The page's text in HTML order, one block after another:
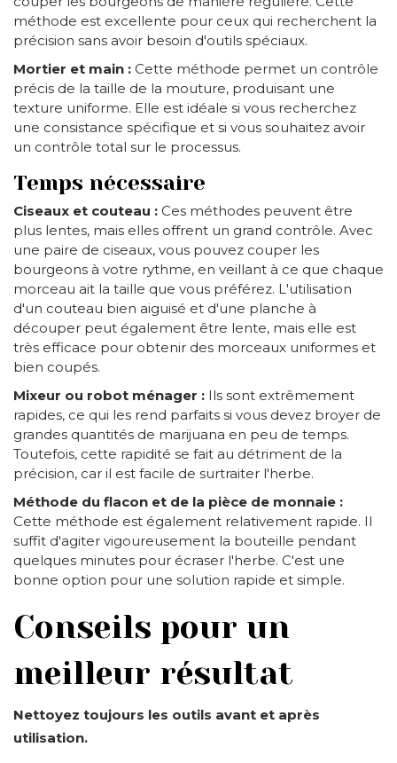
méthode est excellente pour ceux qui recherchent la
précision sans avoir besoin d'outils spéciaux.
Mortier et main : Cette méthode permet un contrôle
précis de la taille de la mouture, produisant une
texture uniforme. Elle est idéale si vous recherchez
une consistance spécifique et si vous souhaitez avoir
un contrôle total sur le processus.
Temps nécessaire
Ciseaux et couteau : Ces méthodes peuvent être
plus lentes, mais elles offrent un grand contrôle. Avec
une paire de ciseaux, vous pouvez couper les
bourgeons à votre rythme, en veillant à ce que chaque
morceau ait la taille que vous préférez. L'utilisation
d'un couteau bien aiguisé et d'une planche à
découper peut également être lente, mais elle est
très efficace pour obtenir des morceaux uniformes et
bien coupés.
Mixeur ou robot ménager : Ils sont extrêmement
rapides, ce qui les rend parfaits si vous devez broyer de
grandes quantités de marijuana en peu de temps.
Toutefois, cette rapidité se fait au détriment de la
précision, car il est facile de surtraiter l'herbe.
Méthode du flacon et de la pièce de monnaie :
Cette méthode est également relativement rapide. Il
suffit d'agiter vigoureusement la bouteille pendant
quelques minutes pour écraser l'herbe. C'est une
bonne option pour une solution rapide et simple.
Conseils pour un
meilleur résultat
Nettoyez toujours les outils avant et après
utilisation.